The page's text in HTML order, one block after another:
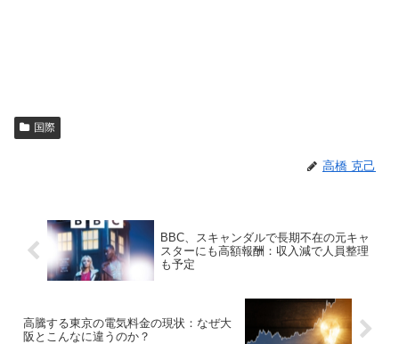
国際
高橋 克己
BBC、スキャンダルで長期不在の元キャ
スターにも高額報酬：収入減で人員整理
も予定
高騰する東京の電気料金の現状：なぜ大
阪とこんなに違うのか？